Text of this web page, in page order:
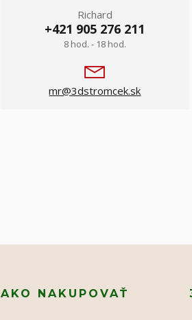
Richard
+421 905 276 211
8 hod. - 18 hod.
mr@3dstromcek.sk
AKO NAKUPOVAŤ